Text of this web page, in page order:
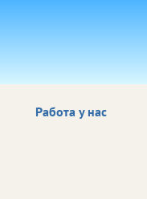
Работа у нас